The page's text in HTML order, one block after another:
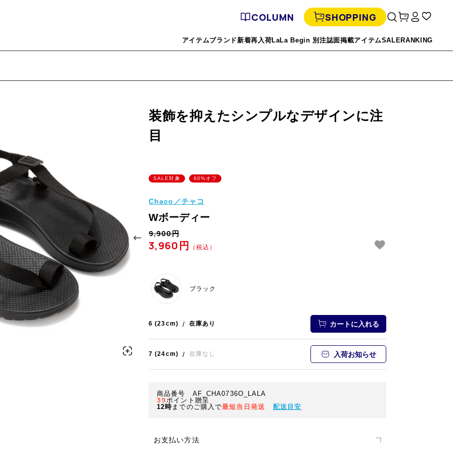
COLUMN SHOPPING
アイテムブランド新着再入荷LaLa Begin 別注誌面掲載アイテムSALERANKING
装飾を抑えたシンプルなデザインに注
目
SALE対象 60%オフ
Chaco／チャコ
Wボーディー
9,900円
3,960円 （税込）
ブラック
6 (23cm) / 在庫あり カートに入れる
7 (24cm) / 在庫なし 入荷お知らせ
商品番号 AF_CHA0736O_LALA
39ポイント贈呈
12時までのご購入で最短当日発送 配送目安
お支払い方法